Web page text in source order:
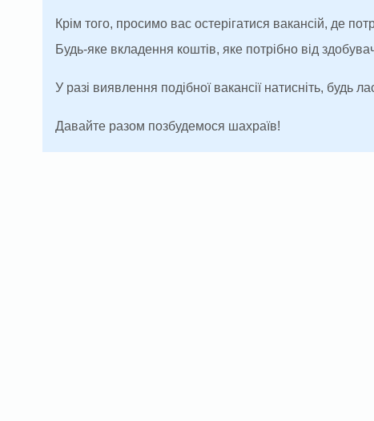
Крім того, просимо вас остерігатися вакансій, де
Будь-яке вкладення коштів, яке потрібно від
У разі виявлення подібної вакансії натисніть, будь
Давайте разом позбудемося шахраїв!